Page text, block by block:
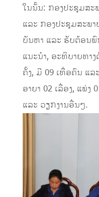
ໃນນັ້ນ: ກອງປະຊຸມສະ
ແລະ ກອງປະຊຸມສະພາ
ບັນຫາ ແລະ ຮັບຕ້ອນພົ
ແນະນໍາ, ອະທິບາຍທາ
ຄັ້ງ, ມີ 09 ເທື່ອຄົນ ແລ
ອາຍາ 02 ເລື່ອງ, ແພ່ງ
ແລະ ວຽກງານອື່ນໆ.